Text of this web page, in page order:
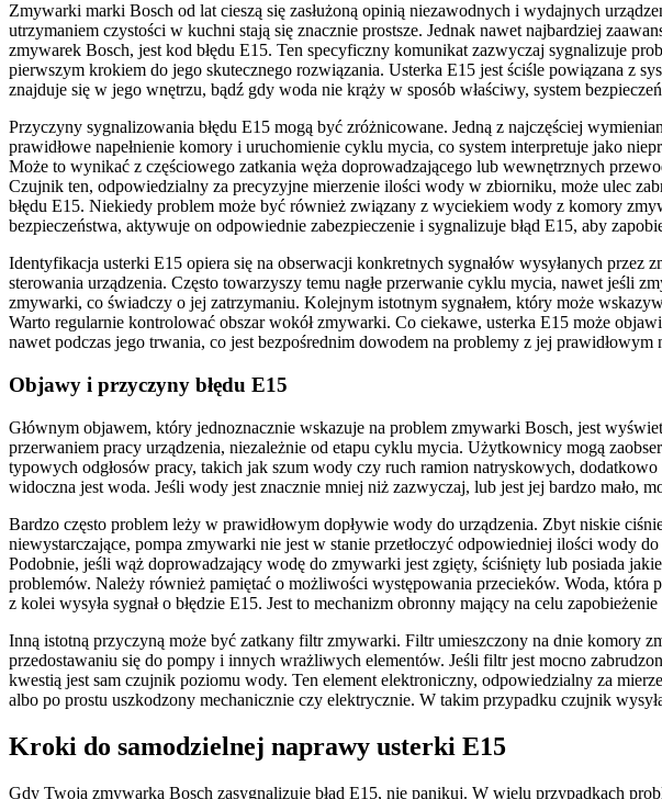
Zmywarki marki Bosch od lat cieszą się zasłużoną opinią niezawodnych i wydajnych
utrzymaniem czystości w kuchni stają się znacznie prostsze. Jednak nawet najbardziej
zmywarek Bosch, jest kod błędu E15. Ten specyficzny komunikat zazwyczaj sygnalizuje
pierwszym krokiem do jego skutecznego rozwiązania. Usterka E15 jest ściśle powiązana z
znajduje się w jego wnętrzu, bądź gdy woda nie krąży w sposób właściwy, system
Przyczyny sygnalizowania błędu E15 mogą być zróżnicowane. Jedną z najczęściej
prawidłowe napełnienie komory i uruchomienie cyklu mycia, co system interpretuje jako
Może to wynikać z częściowego zatkania węża doprowadzającego lub wewnętrznych
Czujnik ten, odpowiedzialny za precyzyjne mierzenie ilości wody w zbiorniku, może ulec
błędu E15. Niekiedy problem może być również związany z wyciekiem wody z komory
bezpieczeństwa, aktywuje on odpowiednie zabezpieczenie i sygnalizuje błąd E15, aby
Identyfikacja usterki E15 opiera się na obserwacji konkretnych sygnałów wysyłanych
sterowania urządzenia. Często towarzyszy temu nagłe przerwanie cyklu mycia, nawet jeśli
zmywarki, co świadczy o jej zatrzymaniu. Kolejnym istotnym sygnałem, który może
Warto regularnie kontrolować obszar wokół zmywarki. Co ciekawe, usterka E15 może
nawet podczas jego trwania, co jest bezpośrednim dowodem na problemy z jej prawidłowym
Objawy i przyczyny błędu E15
Głównym objawem, który jednoznacznie wskazuje na problem zmywarki Bosch, jest
przerwaniem pracy urządzenia, niezależnie od etapu cyklu mycia. Użytkownicy mogą
typowych odgłosów pracy, takich jak szum wody czy ruch ramion natryskowych,
widoczna jest woda. Jeśli wody jest znacznie mniej niż zazwyczaj, lub jest jej bardzo mało,
Bardzo często problem leży w prawidłowym dopływie wody do urządzenia. Zbyt niskie
niewystarczające, pompa zmywarki nie jest w stanie przetłoczyć odpowiedniej ilości wody
Podobnie, jeśli wąż doprowadzający wodę do zmywarki jest zgięty, ściśnięty lub posiada
problemów. Należy również pamiętać o możliwości występowania przecieków. Woda,
z kolei wysyła sygnał o błędzie E15. Jest to mechanizm obronny mający na celu
Inną istotną przyczyną może być zatkany filtr zmywarki. Filtr umieszczony na dnie komory
przedostawaniu się do pompy i innych wrażliwych elementów. Jeśli filtr jest mocno
kwestią jest sam czujnik poziomu wody. Ten element elektroniczny, odpowiedzialny za
albo po prostu uszkodzony mechanicznie czy elektrycznie. W takim przypadku czujnik
Kroki do samodzielnej naprawy usterki E15
Gdy Twoja zmywarka Bosch zasygnalizuje błąd E15, nie panikuj. W wielu przypadkach